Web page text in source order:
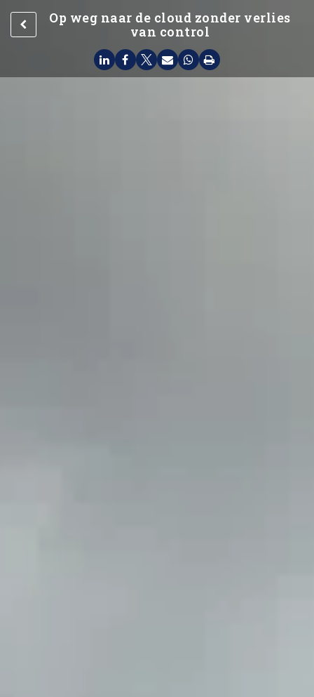
Op weg naar de cloud zonder verlies
van control